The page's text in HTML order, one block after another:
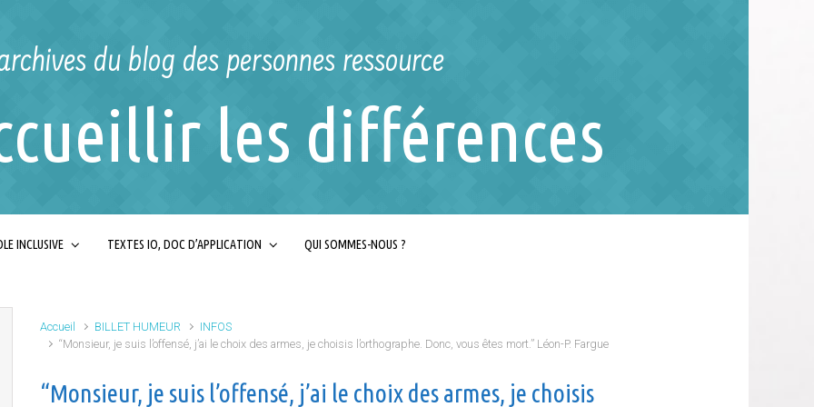
du blog des personnes ressource
les différences
INCLUSIVE TEXTES IO, DOC D’APPLICATION QUI SOMMES-NOUS ?
Accueil BILLET HUMEUR
INFOS
“Monsieur, je suis l’offensé, j’ai le choix des armes, je choisis l’orthographe. Donc, vous êtes mort.” Léon-P. Fargue
“Monsieur, je suis l’offensé, j’ai le choix des armes, je choisis